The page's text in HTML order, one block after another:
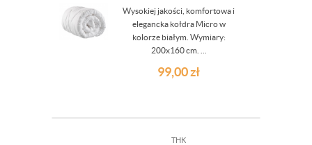
Wysokiej jakości, komfortowa i
elegancka kołdra Micro w
kolorze białym. Wymiary:
200x160 cm. ...
99,00zł
THK